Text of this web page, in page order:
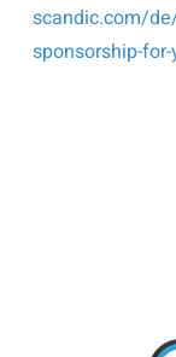
scandic.com/
sponsorship-